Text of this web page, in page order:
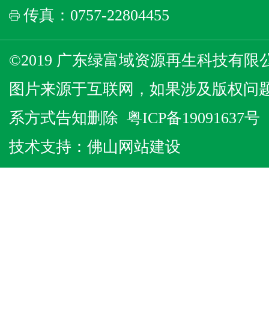
传真：0757-22804455
©2019 广东绿富域资源再生科技有限
图片来源于互联网，如果涉及版权问
系方式告知删除 粤ICP备19091637号
技术支持： 佛山网站建设